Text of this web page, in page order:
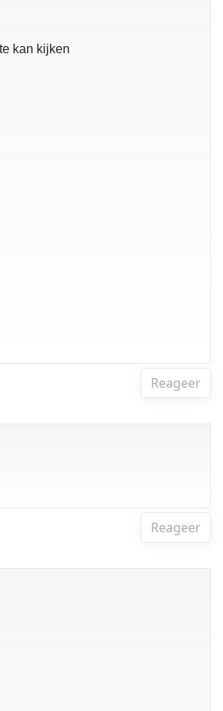
kan kijken
Reageer
Reageer